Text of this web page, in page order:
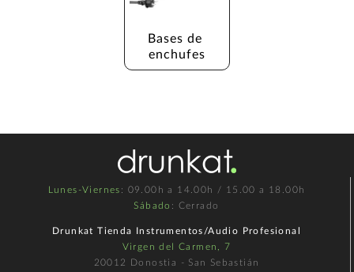
Bases de
enchufes
Lunes-Viernes : 09.00h a 14.00h / 15.00 a 18.00h
Sábado : Cerrado
Drunkat Tienda Instrumentos/Audio Profesional
Virgen del Carmen, 7
20012 Donostia - San Sebastián